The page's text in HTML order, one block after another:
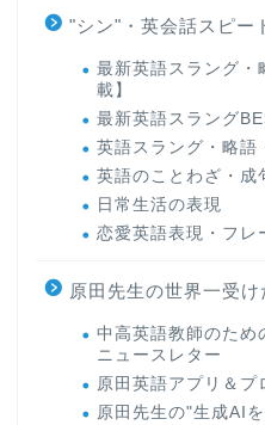
"シン"・英会話スピー
最新英語スラング・
載】
最新英語スラング
英語スラング・略語
英語のことわざ・成
日常生活の表現
恋愛英語表現・フレ
原田先生の世界一受
中高英語教師のため
ニュースレター
原田英語アプリ＆プ
原田先生の"生成AI